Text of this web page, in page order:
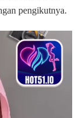
pengikutnya.